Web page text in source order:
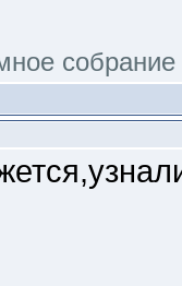
собрание